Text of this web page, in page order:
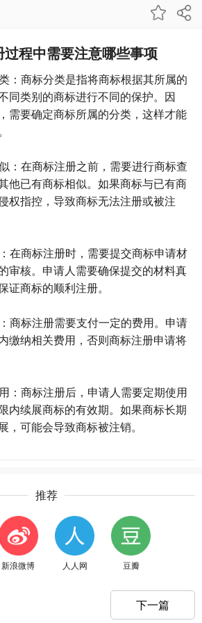
程中需要注意哪些事项
：商标分类是指将商标根据其所属的
同类别的商标进行不同的保护。因
需要确定商标所属的分类，这样才能
：在商标注册之前，需要进行商标查
他已有商标相似。如果商标与已有商
权指控，导致商标无法注册或被注
在商标注册时，需要提交商标申请材
审核。申请人需要确保提交的材料真
证商标的顺利注册。
商标注册需要支付一定的费用。申请
缴纳相关费用，否则商标注册申请将
：商标注册后，申请人需要定期使用
内续展商标的有效期。如果商标长期
，可能会导致商标被注销。
推荐
新浪微博 人人网 豆瓣
下一篇